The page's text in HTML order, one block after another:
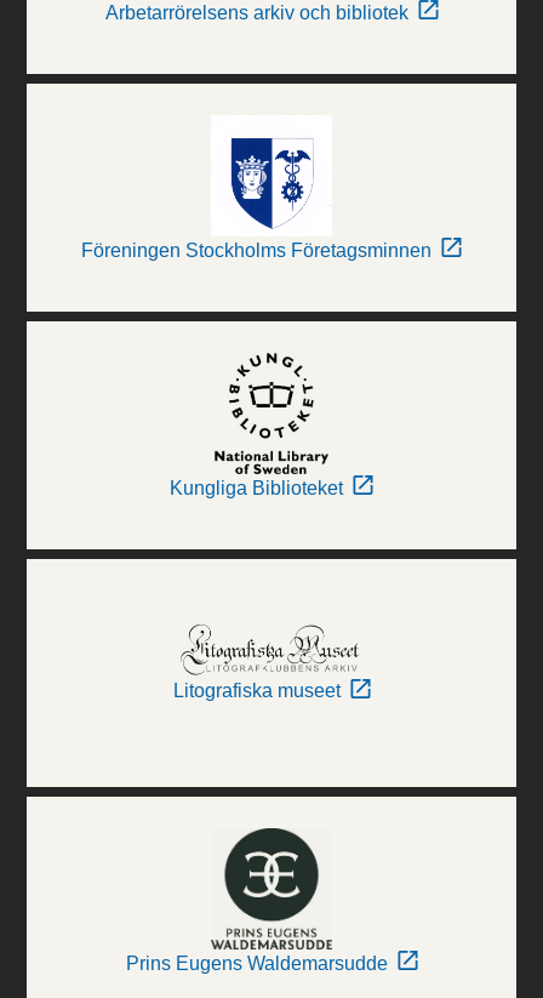
Arbetarrörelsens arkiv och bibliotek
Föreningen Stockholms Företagsminnen
Kungliga Biblioteket
Litografiska museet
Prins Eugens Waldemarsudde